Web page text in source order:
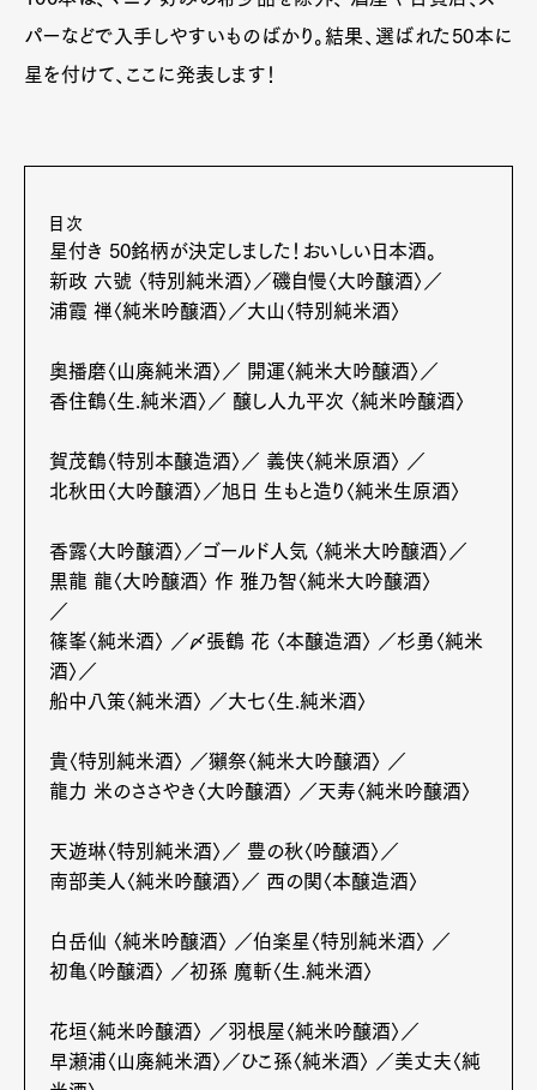
パーなどで入手しやすいものばかり。結果、選ばれた50本に
星を付けて、ここに発表します！
目次
星付き 50銘柄が決定しました！おいしい日本酒。
新政 六號 〈特別純米酒〉／磯自慢〈大吟醸酒〉／
浦霞 禅〈純米吟醸酒〉／大山〈特別純米酒〉
奥播磨〈山廃純米酒〉／ 開運〈純米大吟醸酒〉／
香住鶴〈生.純米酒〉／ 醸し人九平次 〈純米吟醸酒〉
賀茂鶴〈特別本醸造酒〉／ 義侠〈純米原酒〉 ／
北秋田〈大吟醸酒〉／旭日 生もと造り〈純米生原酒〉
香露〈大吟醸酒〉／ゴールド人気 〈純米大吟醸酒〉／
黒龍 龍〈大吟醸酒〉 作 雅乃智〈純米大吟醸酒〉
／
篠峯〈純米酒〉 ／〆張鶴 花 〈本醸造酒〉 ／杉勇〈純米
酒〉／
船中八策〈純米酒〉 ／大七〈生.純米酒〉
貴〈特別純米酒〉 ／獺祭〈純米大吟醸酒〉 ／
龍力 米のささやき〈大吟醸酒〉 ／天寿〈純米吟醸酒〉
天遊琳〈特別純米酒〉／ 豊の秋〈吟醸酒〉／
南部美人〈純米吟醸酒〉／ 西の関〈本醸造酒〉
白岳仙 〈純米吟醸酒〉 ／伯楽星〈特別純米酒〉 ／
初亀〈吟醸酒〉 ／初孫 魔斬〈生.純米酒〉
花垣〈純米吟醸酒〉 ／羽根屋〈純米吟醸酒〉／
早瀬浦〈山廃純米酒〉／ひこ孫〈純米酒〉 ／美丈夫〈純